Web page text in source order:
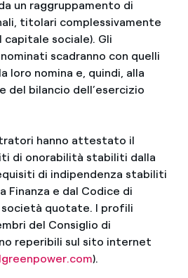
un raggruppamento di
titolari complessivamente
capitale sociale). Gli
scadranno con quelli
loro nomina e, quindi, alla
del bilancio dell’esercizio
hanno attestato il
di onorabilità stabiliti dalla
di indipendenza stabiliti
Finanza e dal Codice di
quotate. I profili
del Consiglio di
reperibili sul sito internet
).